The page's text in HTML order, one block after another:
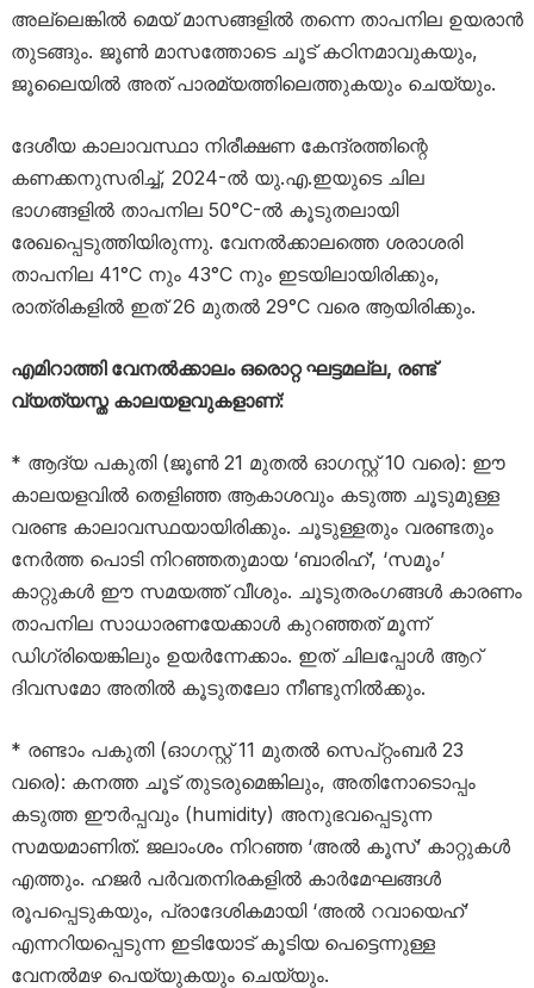
അല്ലെങ്കിൽ മെയ് മാസങ്ങളിൽ തന്നെ താപനില ഉയരാൻ
തുടങ്ങും. ജൂൺ മാസത്തോടെ ചൂട് കഠിനമാവുകയും,
ജൂലൈയിൽ അത് പാരമ്യത്തിലെത്തുകയും ചെയ്യും.
ദേശീയ കാലാവസ്ഥാ നിരീക്ഷണ കേന്ദ്രത്തിന്റെ
കണക്കനുസരിച്ച്, 2024-ൽ യു.എ.ഇയുടെ ചില
ഭാഗങ്ങളിൽ താപനില 50°C-ൽ കൂടുതലായി
രേഖപ്പെടുത്തിയിരുന്നു. വേനൽക്കാലത്തെ ശരാശരി
താപനില 41°C നും 43°C നും ഇടയിലായിരിക്കും,
രാത്രികളിൽ ഇത് 26 മുതൽ 29°C വരെ ആയിരിക്കും.
എമിറാത്തി വേനൽക്കാലം ഒരൊറ്റ ഘട്ടമല്ല, രണ്ട്
വ്യത്യസ്ത കാലയളവുകളാണ്:
* ആദ്യ പകുതി (ജൂൺ 21 മുതൽ ഓഗസ്റ്റ് 10 വരെ): ഈ
കാലയളവിൽ തെളിഞ്ഞ ആകാശവും കടുത്ത ചൂടുമുള്ള
വരണ്ട കാലാവസ്ഥയായിരിക്കും. ചൂടുള്ളതും വരണ്ടതും
നേർത്ത പൊടി നിറഞ്ഞതുമായ ‘ബാരിഹ്’, ‘സമൂം’
കാറ്റുകൾ ഈ സമയത്ത് വീശും. ചൂടുതരംഗങ്ങൾ കാരണം
താപനില സാധാരണയേക്കാൾ കുറഞ്ഞത് മൂന്ന്
ഡിഗ്രിയെങ്കിലും ഉയർന്നേക്കാം. ഇത് ചിലപ്പോൾ ആറ്
ദിവസമോ അതിൽ കൂടുതലോ നീണ്ടുനിൽക്കും.
* രണ്ടാം പകുതി (ഓഗസ്റ്റ് 11 മുതൽ സെപ്റ്റംബർ 23
വരെ): കനത്ത ചൂട് തുടരുമെങ്കിലും, അതിനോടൊപ്പം
കടുത്ത ഈർപ്പവും (humidity) അനുഭവപ്പെടുന്ന
സമയമാണിത്. ജലാംശം നിറഞ്ഞ ‘അൽ കൂസ്’ കാറ്റുകൾ
എത്തും. ഹജർ പർവതനിരകളിൽ കാർമേഘങ്ങൾ
രൂപപ്പെടുകയും, പ്രാദേശികമായി ‘അൽ റവായെഹ്’
എന്നറിയപ്പെടുന്ന ഇടിയോട് കൂടിയ പെട്ടെന്നുള്ള
വേനൽമഴ പെയ്യുകയും ചെയ്യും.